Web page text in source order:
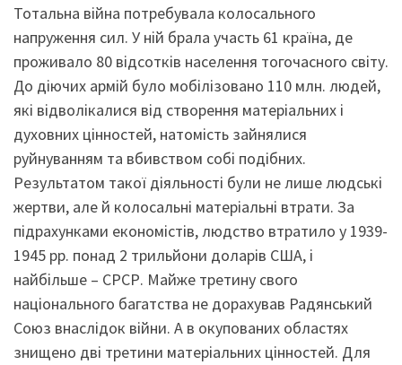
Тотальна війна потребувала колосального
напруження сил. У ній брала участь 61 країна, де
проживало 80 відсотків населення тогочасного світу.
До діючих армій було мобілізовано 110 млн. людей,
які відволікалися від створення матеріальних і
духовних цінностей, натомість зайнялися
руйнуванням та вбивством собі подібних.
Результатом такої діяльності були не лише людські
жертви, але й колосальні матеріальні втрати. За
підрахунками економістів, людство втратило у 1939-
1945 рр. понад 2 трильйони доларів США, і
найбільше – СРСР. Майже третину свого
національного багатства не дорахував Радянський
Союз внаслідок війни. А в окупованих областях
знищено дві третини матеріальних цінностей. Для